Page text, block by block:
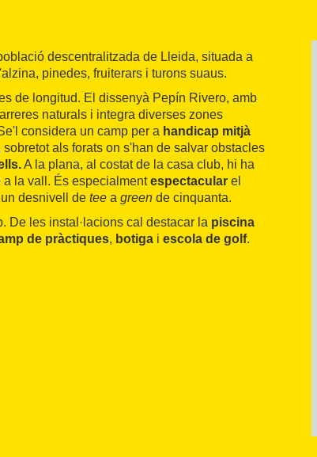
descentralitzada de Lleida, situada a
pinedes, fruiterars i turons suaus.
de longitud. El dissenyà Pepín Rivero, amb
naturals i integra diverses zones
considera un camp per a handicap mitjà
als forats on s'han de salvar obstacles
A la plana, al costat de la casa club, hi ha
a la vall. És especialmentespectacular el
desnivell de tee a green de cinquanta.
De les instal·lacions cal destacar la piscina
de pràctiques, botiga i escola de golf.